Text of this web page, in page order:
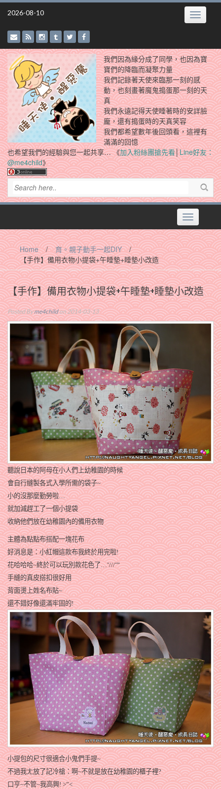
Skip
2026-08-10 Toggle
我們因為緣分成了同學，也因為寶
寶們的降臨而凝聚力量
我們記錄著天使來臨那一刻的感
動，也刻畫著魔鬼搗蛋那一刻的天
真
我們永遠記得天使睡著時的安詳臉
龐，還有搗蛋時的天真笑容
我們都希望數年後回頭看，這裡有
滿滿的回憶
也希望我們的經驗與您一起共享… 《加入粉絲團搶先看│Line好友：
@me4child》
Toggle
navigation
Home / 育。親子動手一起DIY
/
【手作】備用衣物小提袋+午睡墊+睡墊小改造
【手作】備用衣物小提袋+午睡墊+睡墊小改造
Posted Byme4childon 2014-03-13
聽說日本的阿母在小人們上幼稚園的時候
會自行縫製各式入學所需的袋子~
小的沒那麼勤勞啦…
就加減趕工了一個小提袋
收納他們放在幼稚園內的備用衣物
主體為點點布搭配一塊花布
好消息是：小紅帽這款布我終於用完啦!
花哈哈哈~終於可以玩別款花色了…ˇ///ˇ”
手縫的真皮搭扣很好用
背面燙上姓名布貼~
還不錯好像還滿牢固的!
小提包的尺寸很適合小鬼們手提~
不過我ㄤ放了記冷槍：啊~不就是放在幼稚園的櫃子裡?
口亨~不管~我高興! >”<